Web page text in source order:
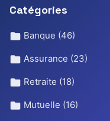
Catégories
Banque (46)
Assurance (23)
Retraite (18)
Mutuelle (16)